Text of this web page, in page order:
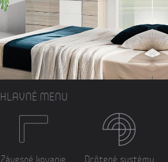
HLAVNÉ MENU
Závesné kovanie Drôtené systémy